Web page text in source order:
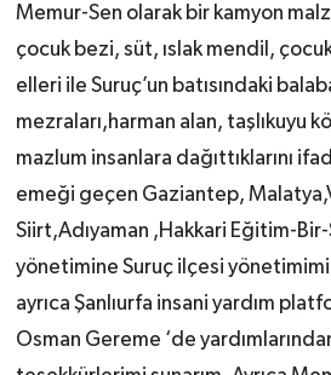
Memur-Sen olarak bir kamyon
çocuk bezi, süt, ıslak mendil,
elleri ile Suruç’un batısındaki
mezraları,harman alan, taşlıkuyu
mazlum insanlara dağıttıklarını
emeği geçen Gaziantep,
Siirt,Adıyaman ,Hakkari Eğitim-Bir-
yönetimine Suruç ilçesi
ayrıca Şanlıurfa insani yardım
Osman Gereme ‘de